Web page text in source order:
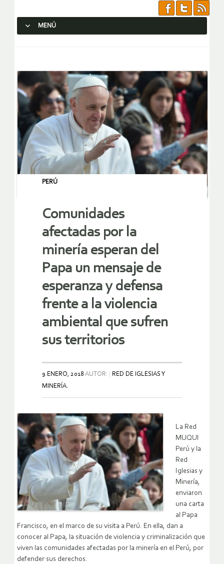
MENÚ
PERÚ
Comunidades
afectadas por la
minería esperan del
Papa un mensaje de
esperanza y defensa
frente a la violencia
ambiental que sufren
sus territorios
9 ENERO, 2018 AUTOR:
RED DE IGLESIAS Y
MINERÍA.
La Red
MUQUI
Perú y la
Red
Iglesias y
Minería,
enviaron
una carta
al Papa
Francisco, en el marco de su visita a Perú. En ella, dan a
conocer al Papa, la situación de violencia y criminalización que
viven las comunidades afectadas por la minería en el Perú, por
defender sus derechos.